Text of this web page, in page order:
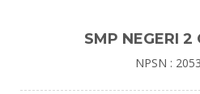
SMP NEGERI 2
NPSN :